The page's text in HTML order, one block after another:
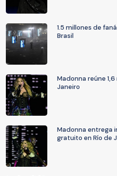
1.5 millones de
Brasil
Madonna reúne
Janeiro
Madonna entrega
gratuito en Río de